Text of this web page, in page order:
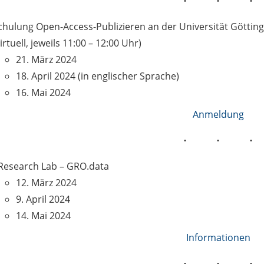
Open-Access-Publizieren an der Universität
jeweils 11:00 – 12:00 Uhr)
21. März 2024
18. April 2024 (in englischer Sprache)
16. Mai 2024
Anmeldung
Lab – GRO.data
12. März 2024
9. April 2024
14. Mai 2024
Informationen